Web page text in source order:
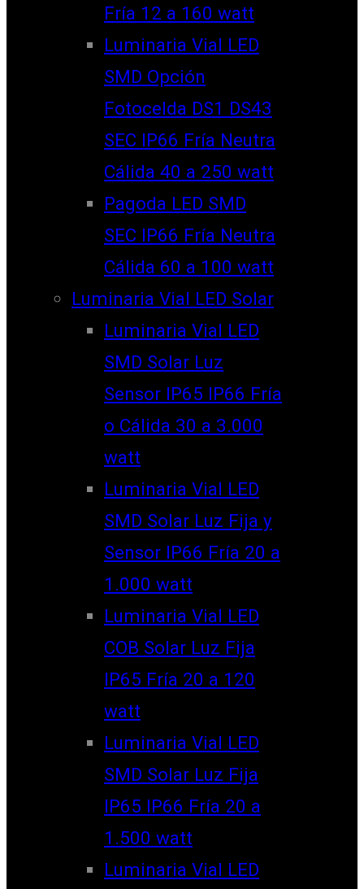
Fría 12 a 160 watt
Luminaria Vial LED
SMD Opción
Fotocelda DS1 DS43
SEC IP66 Fría Neutra
Cálida 40 a 250 watt
Pagoda LED SMD
SEC IP66 Fría Neutra
Cálida 60 a 100 watt
Luminaria Vial LED Solar
Luminaria Vial LED
SMD Solar Luz
Sensor IP65 IP66 Fría
o Cálida 30 a 3.000
watt
Luminaria Vial LED
SMD Solar Luz Fija y
Sensor IP66 Fría 20 a
1.000 watt
Luminaria Vial LED
COB Solar Luz Fija
IP65 Fría 20 a 120
watt
Luminaria Vial LED
SMD Solar Luz Fija
IP65 IP66 Fría 20 a
1.500 watt
Luminaria Vial LED